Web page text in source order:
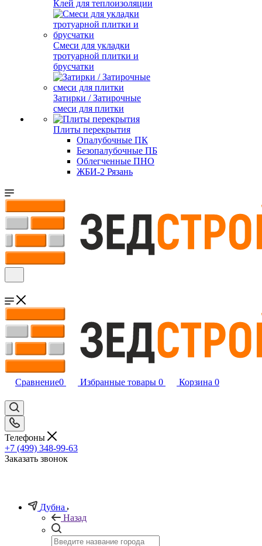
Клей для теплоизоляции
Смеси для укладки
тротуарной плитки и
брусчатки
Затирки / Затирочные
смеси для плитки
Плиты перекрытия
Опалубочные ПК
Безопалубочные ПБ
Облегченные ПНО
ЖБИ-2 Рязань
Сравнение0 Избранные товары 0 Корзина 0
Телефоны
+7 (499) 348-99-63
Заказать звонок
Дубна
Назад